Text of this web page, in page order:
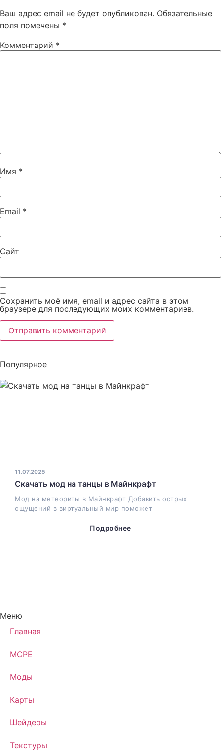
Ваш адрес email не будет опубликован. Обязательные
поля помечены *
Комментарий *
Имя *
Email *
Сайт
Сохранить моё имя, email и адрес сайта в этом
браузере для последующих моих комментариев.
Популярное
Скачать мод на танцы в Майнкрафт
Мод на метеориты в Майнкрафт Добавить острых
ощущений в виртуальный мир поможет
Подробнее
11.07.2025
Меню
Главная
MCPE
Моды
Карты
Шейдеры
Текстуры